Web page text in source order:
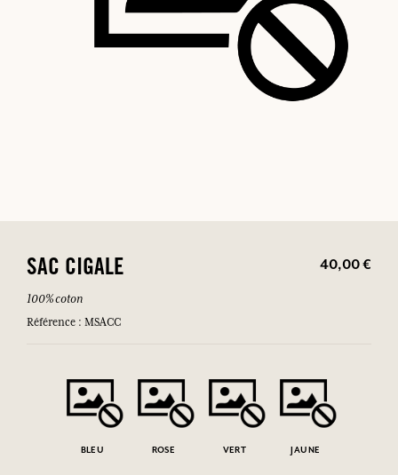
SAC CIGALE 40,00 €
100% coton
Référence : MSACC
BLEU ROSE VERT JAUNE